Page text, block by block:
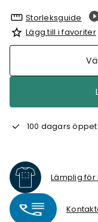
Storleksguide
Lägg till i favoriter
100 dagars
Lämplig